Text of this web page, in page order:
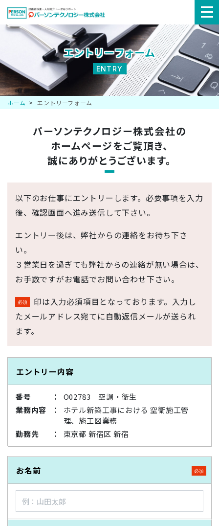
エントリーフォーム
ENTRY
ホーム エントリーフォーム
パーソンテクノロジー株式会社の
ホームページをご覧頂き、
誠にありがとうございます。
以下のお仕事にエントリーします。必要事項を入力
後、確認画面へ進み送信して下さい。
エントリー後は、弊社からの連絡をお待ち下さ
い。
３営業日を過ぎても弊社からの連絡が無い場合は、
お手数ですがお電話でお問い合わせ下さい。
印は入力必須項目となっております。入力し
たメールアドレス宛てに自動返信メールが送られ
ます。
エントリー内容
番号
O02783 空調・衛生
業務内容
ホテル新築工事における 空衛施工管
理、施工図業務
勤務先
東京都 新宿区 新宿
お名前
メ
ュ
ー